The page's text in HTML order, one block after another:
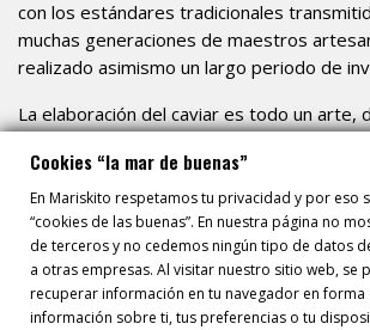
con los estándares tradicionales
muchas generaciones de maestros
realizado asimismo un largo periodo de
La elaboración del caviar es todo un arte,
esto se realiza con un equipo técnico
estricto control de calidad en unas
Se selecciona según su tamaño, color y
sazonado en sal marina bajo el método
una salinidad inferior al 3,5%, para
todo su sabor.
Cookies “la mar de buenas”
En Mariskito respetamos tu privacidad y por eso
“cookies de las buenas”. En nuestra página no
de terceros y no cedemos ningún tipo de datos
a otras empresas. Al visitar nuestro sitio web, se
recuperar información en tu navegador en forma
información sobre ti, tus preferencias o tu